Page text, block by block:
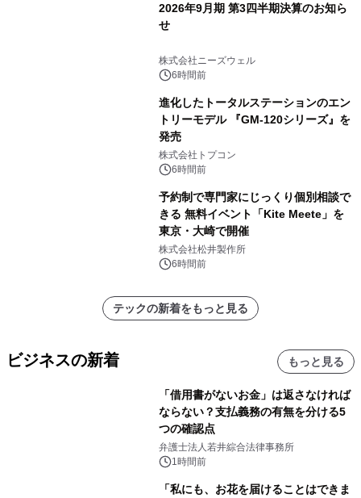
2026年9月期 第3四半期決算のお知ら
せ
株式会社ニーズウェル
6時間前
進化したトータルステーションのエン
トリーモデル 『GM-120シリーズ』を
発売
株式会社トプコン
6時間前
予約制で専門家にじっくり個別相談で
きる 無料イベント「Kite Meete」を
東京・大崎で開催
株式会社松井製作所
6時間前
テックの新着をもっと見る
ビジネスの新着 もっと見る
「借用書がないお金」は返さなければ
ならない？支払義務の有無を分ける5
つの確認点
弁護士法人若井綜合法律事務所
1時間前
「私にも、お花を届けることはできま